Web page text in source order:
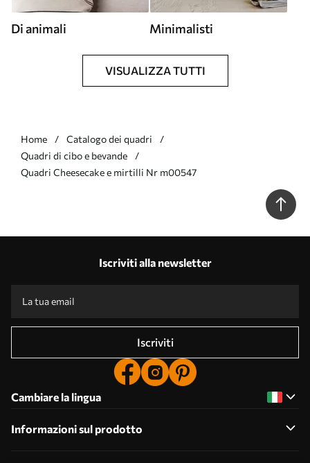
Di animali Minimalisti
VISUALIZZA TUTTI
Home
Catalogo dei quadri
Quadri di cibo e bevande
Quadri Cheesecake e mirtilli Nr m00547
Iscriviti alla newsletter
Iscriviti
Cambiare la lingua
Informazioni sul prodotto